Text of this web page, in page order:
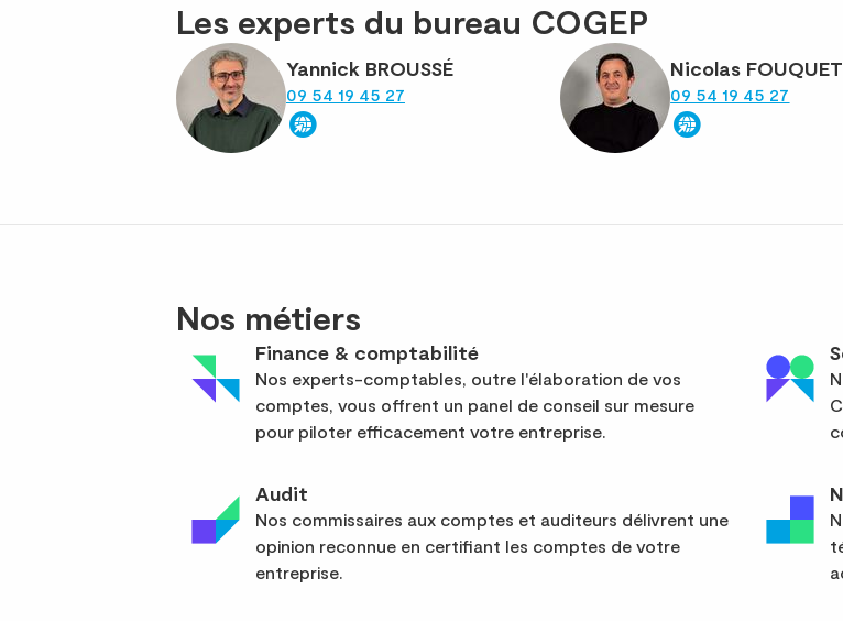
Les experts du bureau COGEP
Yannick BROUSSÉ
09 54 19 45 27
Nicolas FOUQUET
09 54 19 45 27
Nos métiers
Finance & comptabilité
Nos experts-comptables, outre l'élaboration de vos
comptes, vous offrent un panel de conseil sur mesure
pour piloter efficacement votre entreprise.
Audit
Nos commissaires aux comptes et auditeurs délivrent une
opinion reconnue en certifiant les comptes de votre
entreprise.